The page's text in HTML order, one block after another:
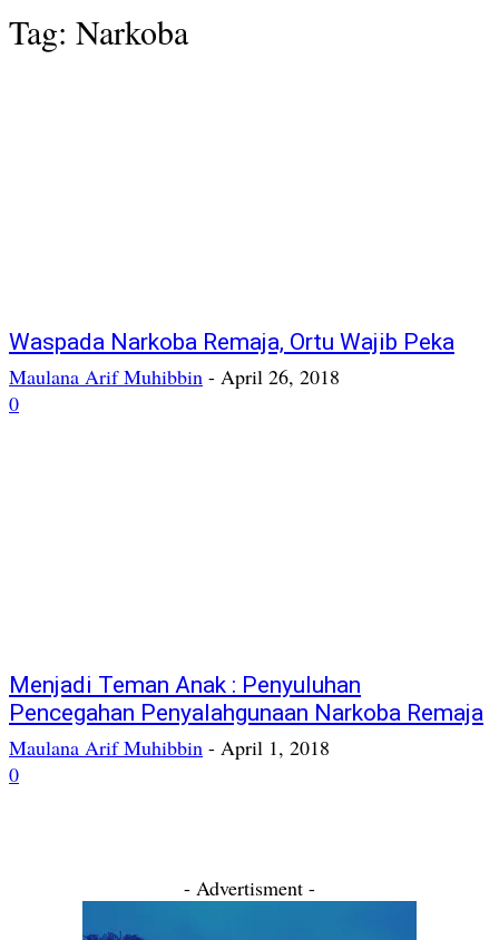
Tag: Narkoba
Waspada Narkoba Remaja, Ortu Wajib Peka
Maulana Arif Muhibbin - April 26, 2018
0
Menjadi Teman Anak : Penyuluhan
Pencegahan Penyalahgunaan Narkoba Remaja
Maulana Arif Muhibbin - April 1, 2018
0
- Advertisment -